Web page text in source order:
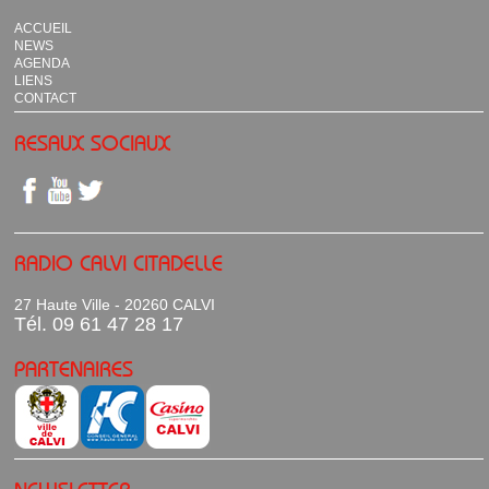
ACCUEIL
NEWS
AGENDA
LIENS
CONTACT
RESAUX SOCIAUX
RADIO CALVI CITADELLE
27 Haute Ville - 20260 CALVI
Tél. 09 61 47 28 17
PARTENAIRES